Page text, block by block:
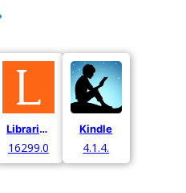
Librarium
16299.0
Kindle
4.1.4.